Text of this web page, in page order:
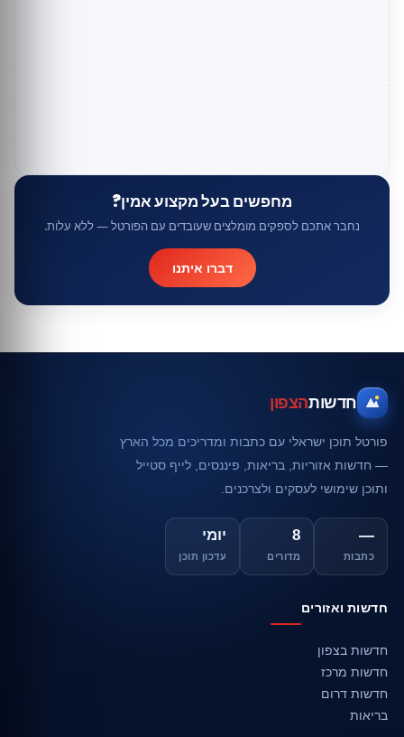
מחפשים בעל מקצוע אמין?
נחבר אתכם לספקים מומלצים שעובדים עם הפורטל — ללא עלות.
דברו איתנו
חדשותהצפון
פורטל תוכן ישראלי עם כתבות ומדריכים מכל הארץ
— חדשות אזוריות, בריאות, פיננסים, לייף סטייל
ותוכן שימושי לעסקים ולצרכנים.
—
כתבות
8
מדורים
יומי
עדכון תוכן
חדשות ואזורים
חדשות בצפון
חדשות מרכז
חדשות דרום
בריאות